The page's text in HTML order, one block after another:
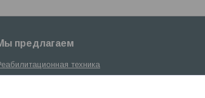
предлагаем
техника